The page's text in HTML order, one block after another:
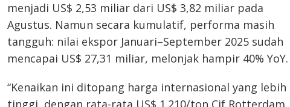
menjadi US$ 2,53 miliar dari US$ 3,82 miliar pada
Agustus. Namun secara kumulatif, performa masih
tangguh: nilai ekspor Januari–September 2025 sudah
mencapai US$ 27,31 miliar, melonjak hampir 40% YoY.
“Kenaikan ini ditopang harga internasional yang lebih
tinggi, dengan rata-rata US$ 1.210/ton Cif Rotterdam,